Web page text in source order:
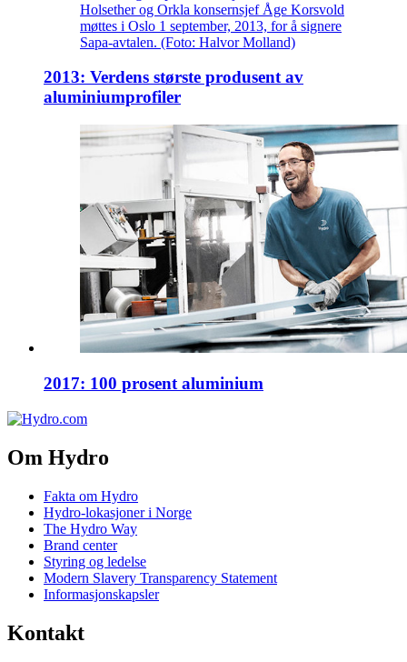
Holsether og Orkla konsernsjef Åge Korsvold
møttes i Oslo 1 september, 2013, for å signere
Sapa-avtalen. (Foto: Halvor Molland)
2013: Verdens største produsent av
aluminiumprofiler
2017: 100 prosent aluminium
Om Hydro
Fakta om Hydro
Hydro-lokasjoner i Norge
The Hydro Way
Brand center
Styring og ledelse
Modern Slavery Transparency Statement
Informasjonskapsler
Kontakt